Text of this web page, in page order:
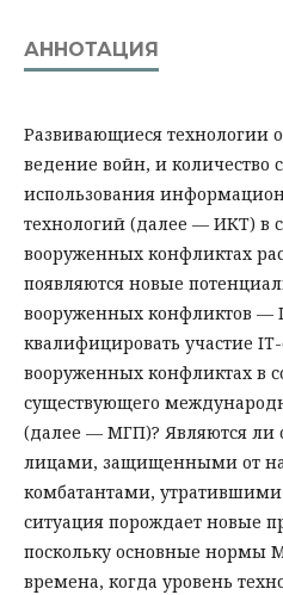
АННОТАЦИЯ
Развивающиеся технологии
ведение войн, и количество
использования
технологий (далее — ИКТ) в
вооруженных конфликтах
появляются новые
вооруженных конфликтов —
квалифицировать участие
вооруженных конфликтах в
существующего
(далее — МГП)? Являются
лицами, защищенными от
комбатантами,
ситуация порождает новые
поскольку основные нормы
времена, когда уровень